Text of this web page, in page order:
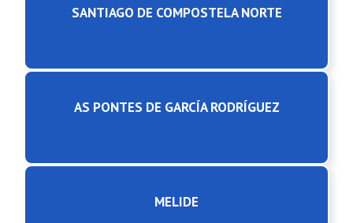
SANTIAGO DE COMPOSTELA NORTE
AS PONTES DE GARCÍA RODRÍGUEZ
MELIDE